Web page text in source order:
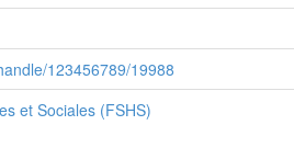
123456789/19988
et Sociales (FSHS)